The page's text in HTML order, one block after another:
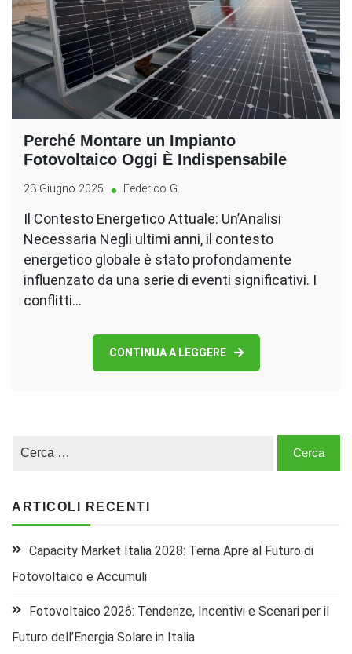
Perché Montare un Impianto
Fotovoltaico Oggi È Indispensabile
23 Giugno 2025 Federico G.
Il Contesto Energetico Attuale: Un’Analisi
Necessaria Negli ultimi anni, il contesto
energetico globale è stato profondamente
influenzato da una serie di eventi significativi. I
conflitti…
CONTINUA A LEGGERE
ARTICOLI RECENTI
Capacity Market Italia 2028: Terna Apre al Futuro di
Fotovoltaico e Accumuli
Fotovoltaico 2026: Tendenze, Incentivi e Scenari per il
Futuro dell’Energia Solare in Italia